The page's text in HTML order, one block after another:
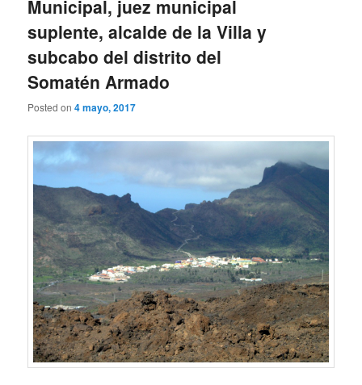
Municipal, juez municipal
suplente, alcalde de la Villa y
subcabo del distrito del
Somatén Armado
Posted on4 mayo, 2017